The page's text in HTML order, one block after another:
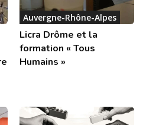
Auvergne-Rhône-Alpes
Licra Drôme et la
formation « Tous
Humains »